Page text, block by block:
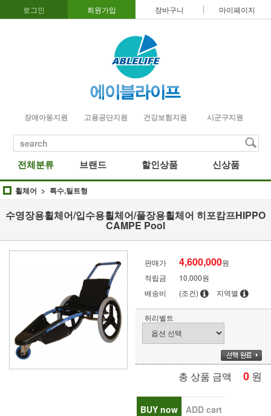
로그인 회원가입 장바구니 마이페이지
장애아동지원 고용공단지원 건강보험지원 시군구지원
search
전체분류 브랜드 할인상품 신상품
휠체어 특수,틸트형
수영장용휠체어/입수용휠체어/풀장용휠체어 히포캄프HIPPO
CAMPE Pool
판매가 4,600,000원
적립금
10,000원
배송비
(조건) 지역별
허리벨트
총 상품 금액 0 원
BUY now ADD cart